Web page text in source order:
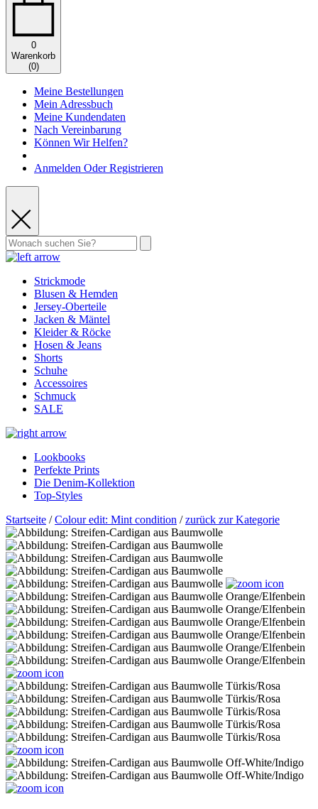
0
Warenkorb
(0)
Meine Bestellungen
Mein Adressbuch
Meine Kundendaten
Nach Vereinbarung
Können Wir Helfen?
Anmelden Oder Registrieren
Strickmode
Blusen & Hemden
Jersey-Oberteile
Jacken & Mäntel
Kleider & Röcke
Hosen & Jeans
Shorts
Schuhe
Accessoires
Schmuck
SALE
Lookbooks
Perfekte Prints
Die Denim-Kollektion
Top-Styles
Startseite /Colour edit: Mint condition /zurück zur Kategorie